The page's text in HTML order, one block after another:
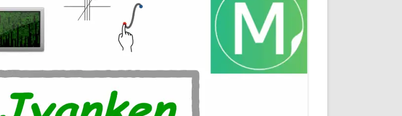
雨が降り出す前に通知①GOOGLE HOME
スピーカーとライン通知
GOOGLE HOME音声コマンドで、パソコ
GOOGLE HOME音声コマンドで、パソコ
ンを起動する
室温上昇（30℃）でLINE通知